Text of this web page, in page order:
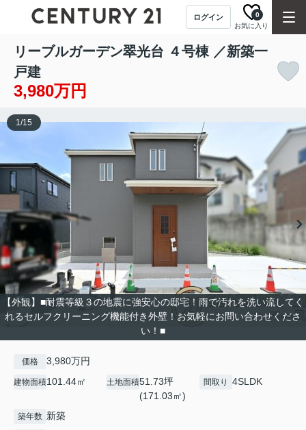
ログイン
お気に入り
0
リーブルガーデン翠光台 ４号棟 ／新築一
戸建
3,980万円
【外観】■耐震等級３の地震に強安心の邸宅！雨で汚れを洗い流してく
れるセルフクリーニング機能付き外壁！お気軽にお問い合わせくださ
い！■
1/15
価格 3,980万円
建物面積101.44㎡ 土地面積51.73坪
(171.03㎡)
間取り 4SLDK
築年数 新築